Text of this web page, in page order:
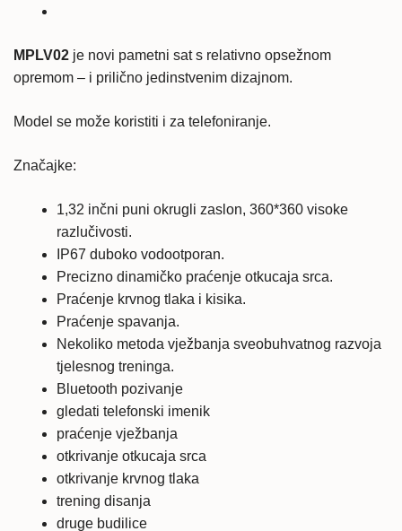
MPLV02 je novi pametni sat s relativno opsežnom
opremom – ​​i prilično jedinstvenim dizajnom.
Model se može koristiti i za telefoniranje.
Značajke:
1,32 inčni puni okrugli zaslon, 360*360 visoke
razlučivosti.
IP67 duboko vodootporan.
Precizno dinamičko praćenje otkucaja srca.
Praćenje krvnog tlaka i kisika.
Praćenje spavanja.
Nekoliko metoda vježbanja sveobuhvatnog razvoja
tjelesnog treninga.
Bluetooth pozivanje
gledati telefonski imenik
praćenje vježbanja
otkrivanje otkucaja srca
otkrivanje krvnog tlaka
trening disanja
druge budilice